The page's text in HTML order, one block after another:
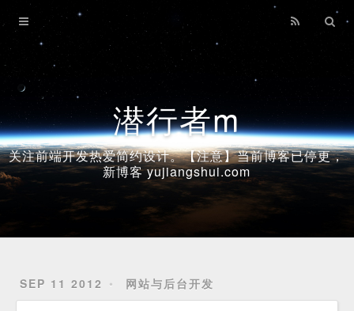
潜行者m
关注前端开发热爱简约设计。【注意】当前博客已停更，
新博客 yujiangshui.com
SEP 11 2012 网站与后台开发
Home